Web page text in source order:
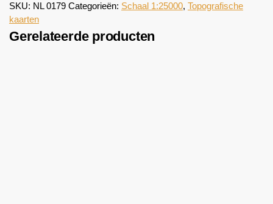
SKU: NL 0179 Categorieën: Schaal 1:25000, Topografische
kaarten
Gerelateerde producten